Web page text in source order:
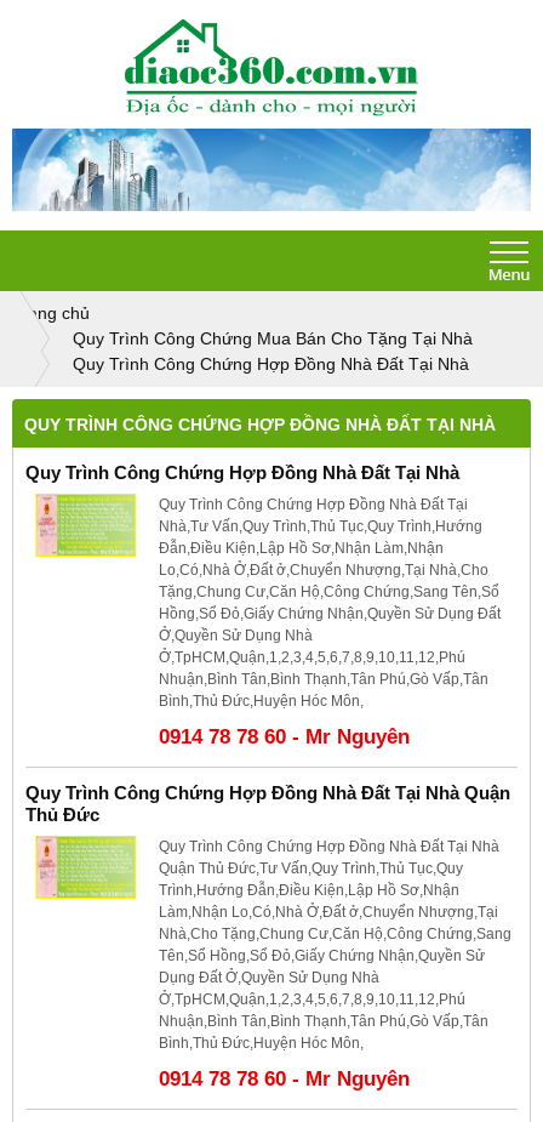
Trang chủ
Quy Trình Công Chứng Mua Bán Cho Tặng Tại Nhà
Quy Trình Công Chứng Hợp Đồng Nhà Đất Tại Nhà
QUY TRÌNH CÔNG CHỨNG HỢP ĐỒNG NHÀ ĐẤT TẠI NHÀ
Quy Trình Công Chứng Hợp Đồng Nhà Đất Tại Nhà
Quy Trình Công Chứng Hợp Đồng Nhà Đất Tại
Nhà,Tư Vấn,Quy Trình,Thủ Tục,Quy Trình,Hướng
Đẫn,Điều Kiện,Lập Hồ Sơ,Nhận Làm,Nhận
Lo,Có,Nhà Ở,Đất ở,Chuyển Nhượng,Tại Nhà,Cho
Tặng,Chung Cư,Căn Hộ,Công Chứng,Sang Tên,Sổ
Hồng,Sổ Đỏ,Giấy Chứng Nhận,Quyền Sử Dụng Đất
Ở,Quyền Sử Dụng Nhà
Ở,TpHCM,Quận,1,2,3,4,5,6,7,8,9,10,11,12,Phú
Nhuận,Bình Tân,Bình Thạnh,Tân Phú,Gò Vấp,Tân
Bình,Thủ Đức,Huyện Hóc Môn,
0914 78 78 60 - Mr Nguyên
Quy Trình Công Chứng Hợp Đồng Nhà Đất Tại Nhà Quận
Thủ Đức
Quy Trình Công Chứng Hợp Đồng Nhà Đất Tại Nhà
Quận Thủ Đức,Tư Vấn,Quy Trình,Thủ Tục,Quy
Trình,Hướng Đẫn,Điều Kiện,Lập Hồ Sơ,Nhận
Làm,Nhận Lo,Có,Nhà Ở,Đất ở,Chuyển Nhượng,Tại
Nhà,Cho Tặng,Chung Cư,Căn Hộ,Công Chứng,Sang
Tên,Sổ Hồng,Sổ Đỏ,Giấy Chứng Nhận,Quyền Sử
Dụng Đất Ở,Quyền Sử Dụng Nhà
Ở,TpHCM,Quận,1,2,3,4,5,6,7,8,9,10,11,12,Phú
Nhuận,Bình Tân,Bình Thạnh,Tân Phú,Gò Vấp,Tân
Bình,Thủ Đức,Huyện Hóc Môn,
0914 78 78 60 - Mr Nguyên